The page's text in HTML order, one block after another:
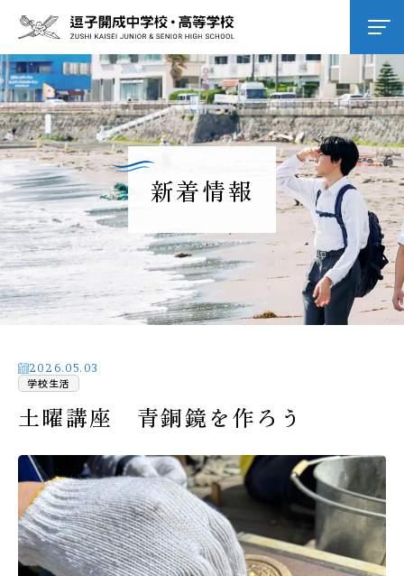
学校紹介
逗子開成の教育
学校生活
進路進学
受験生の皆様へ
在校生・保護者の皆様へ
卒業生の皆様へ
新着情報
2026.05.03
学校生活
土曜講座 青銅鏡を作ろう